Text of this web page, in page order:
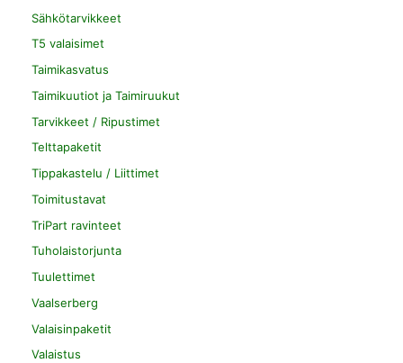
Sähkötarvikkeet
T5 valaisimet
Taimikasvatus
Taimikuutiot ja Taimiruukut
Tarvikkeet / Ripustimet
Telttapaketit
Tippakastelu / Liittimet
Toimitustavat
TriPart ravinteet
Tuholaistorjunta
Tuulettimet
Vaalserberg
Valaisinpaketit
Valaistus